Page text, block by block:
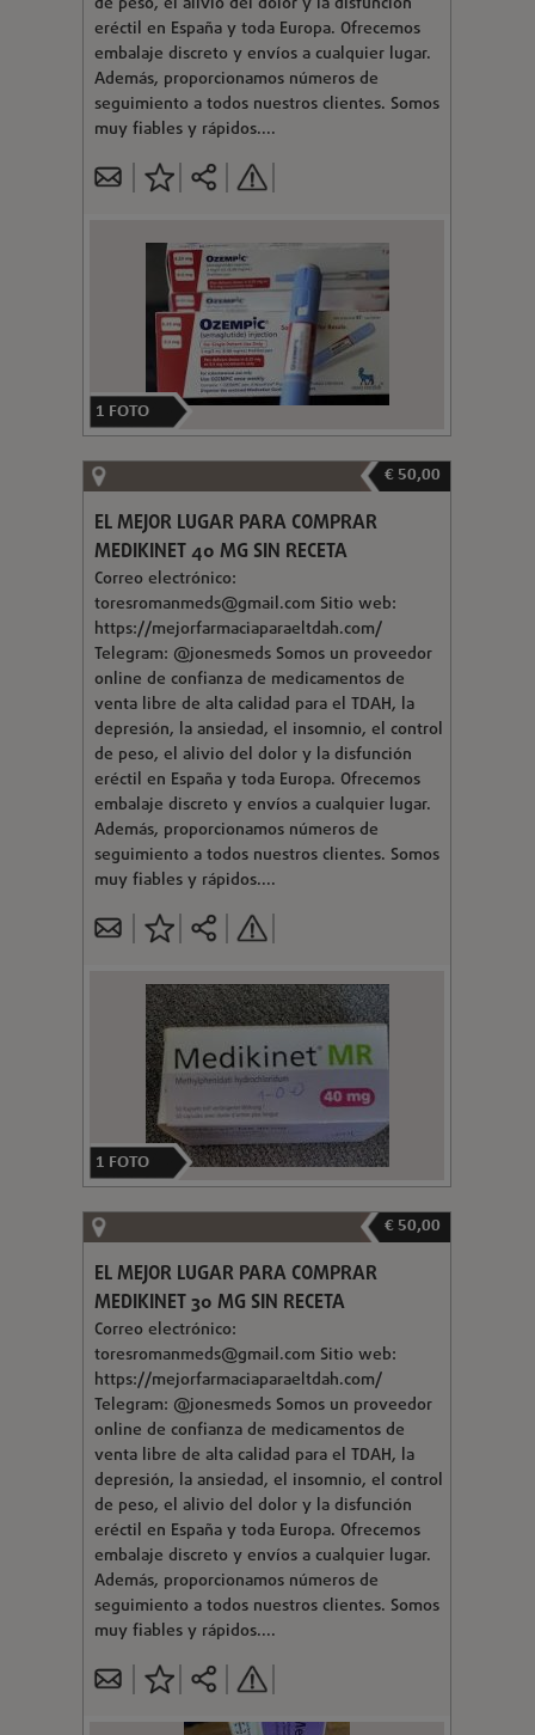
eréctil en España y toda Europa. Ofrecemos
embalaje discreto y envíos a cualquier lugar.
Además, proporcionamos números de
seguimiento a todos nuestros clientes. Somos
muy fiables y rápidos....
1 FOTO
€ 50,00
EL MEJOR LUGAR PARA COMPRAR
MEDIKINET 40 MG SIN RECETA
Correo electrónico:
toresromanmeds@gmail.com Sitio web:
https://mejorfarmaciaparaeltdah.com/
Telegram: @jonesmeds Somos un proveedor
online de confianza de medicamentos de
venta libre de alta calidad para el TDAH, la
depresión, la ansiedad, el insomnio, el control
de peso, el alivio del dolor y la disfunción
eréctil en España y toda Europa. Ofrecemos
embalaje discreto y envíos a cualquier lugar.
Además, proporcionamos números de
seguimiento a todos nuestros clientes. Somos
muy fiables y rápidos....
1 FOTO
€ 50,00
EL MEJOR LUGAR PARA COMPRAR
MEDIKINET 30 MG SIN RECETA
Correo electrónico:
toresromanmeds@gmail.com Sitio web:
https://mejorfarmaciaparaeltdah.com/
Telegram: @jonesmeds Somos un proveedor
online de confianza de medicamentos de
venta libre de alta calidad para el TDAH, la
depresión, la ansiedad, el insomnio, el control
de peso, el alivio del dolor y la disfunción
eréctil en España y toda Europa. Ofrecemos
embalaje discreto y envíos a cualquier lugar.
Además, proporcionamos números de
seguimiento a todos nuestros clientes. Somos
muy fiables y rápidos....